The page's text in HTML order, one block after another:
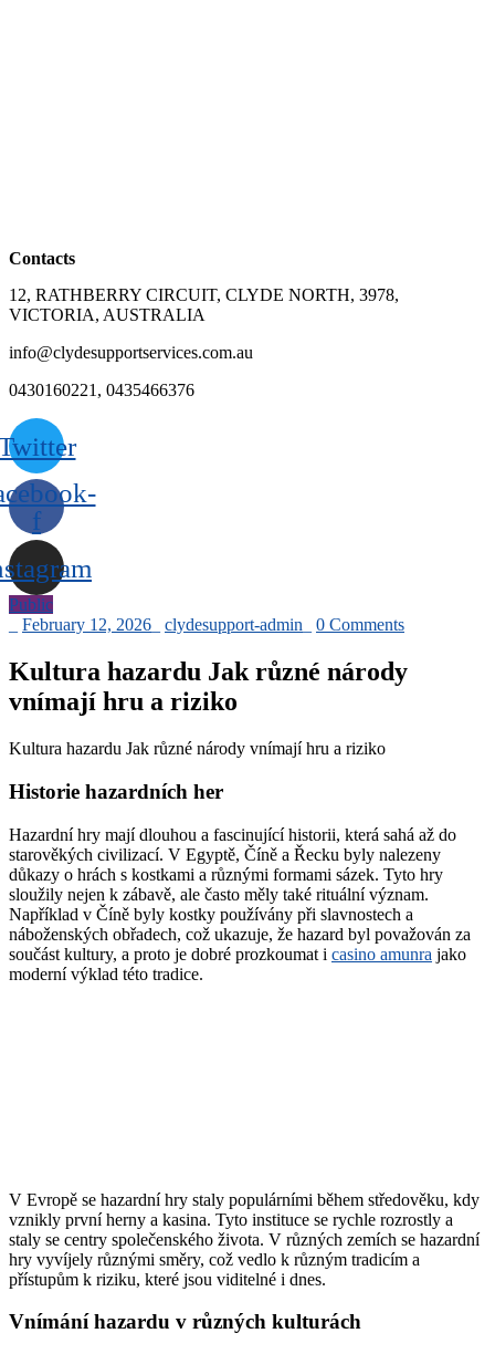
Contacts
12, RATHBERRY CIRCUIT, CLYDE NORTH, 3978,
VICTORIA, AUSTRALIA
info@clydesupportservices.com.au
0430160221, 0435466376
f
Public
February 12, 2026 clydesupport-admin 0 Comments
Kultura hazardu Jak různé národy
vnímají hru a riziko
Kultura hazardu Jak různé národy vnímají hru a riziko
Historie hazardních her
Hazardní hry mají dlouhou a fascinující historii, která sahá až do
starověkých civilizací. V Egyptě, Číně a Řecku byly nalezeny
důkazy o hrách s kostkami a různými formami sázek. Tyto hry
sloužily nejen k zábavě, ale často měly také rituální význam.
Například v Číně byly kostky používány při slavnostech a
náboženských obřadech, což ukazuje, že hazard byl považován za
součást kultury, a proto je dobré prozkoumat i casino amunra jako
moderní výklad této tradice.
V Evropě se hazardní hry staly populárními během středověku, kdy
vznikly první herny a kasina. Tyto instituce se rychle rozrostly a
staly se centry společenského života. V různých zemích se hazardní
hry vyvíjely různými směry, což vedlo k různým tradicím a
přístupům k riziku, které jsou viditelné i dnes.
Vnímání hazardu v různých kulturách